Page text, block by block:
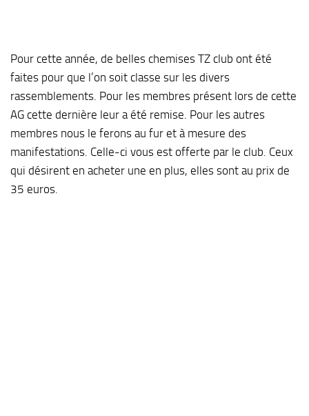
Pour cette année, de belles chemises TZ club ont été
faites pour que l’on soit classe sur les divers
rassemblements. Pour les membres présent lors de cette
AG cette dernière leur a été remise. Pour les autres
membres nous le ferons au fur et à mesure des
manifestations. Celle-ci vous est offerte par le club. Ceux
qui désirent en acheter une en plus, elles sont au prix de
35 euros.